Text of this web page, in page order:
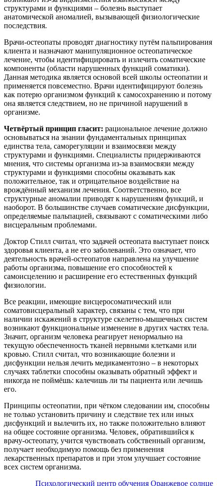
структурами и функциями – болезнь выступает
анатомической аномалией, вызывающей физиологические
последствия.
Врачи-остеопаты проводят диагностику путём пальпирования
клиента и назначают манипуляционное остеопатическое
лечение, чтобы идентифицировать и излечить соматические
компоненты (области нарушенных функций соматики).
Данная методика является основой всей школы остеопатии и
применяется повсеместно. Врачи идентифицируют болезнь
как потерю организмом функций к самосохранению и потому
она является следствием, но не причиной нарушений в
организме.
Четвёртый принцип гласит: рациональное лечение должно
основываться на знании фундаментальных принципах
единства тела, саморегуляции и взаимосвязи между
структурами и функциями. Специалисты придерживаются
мнения, что системы организма из-за взаимосвязи между
структурами и функциями способны оказывать как
положительное, так и отрицательное воздействие на
врождённый механизм лечения. Соответственно, все
структурные аномалии приводят к нарушениям функций, и
наоборот. В большинстве случаев соматические дисфункции,
определяемые пальпацией, связывают с соматическими либо
висцеральным проблемами.
Доктор Стилл считал, что задачей остеопата выступает поиск
здоровья клиента, а не его заболеваний. Это означает, что
деятельность врачей-остеопатов направлена на улучшение
работы организма, повышение его способностей к
самоисцелению и расширение его естественных функций
физиологии.
Все реакции, имеющие висцеросоматический или
соматовисцеральный характер, связаны с тем, что при
наличии искажений в структуре скелетно-мышечных систем
возникают функциональные изменение в других частях тела.
Значит, организм человека реагирует ненормально на
текущую обеспеченность тканей нервными клетками или
кровью. Стилл считал, что возникающие болезни и
дисфункции нельзя лечить медикаментозно – в некоторых
случаях таблетки способны оказывать обратный эффект и
никогда не поймёшь: калечишь ли ты пациента или лечишь
его.
Принципы остеопатии, при чётком следовании им, способны
не только установить причину и следствие тех или иных
дисфункций и вылечить их, но также положительно влияют
на общее состояние организма. Человек, обратившийся к
врачу-остеопату, учится чувствовать собственный организм,
получает необходимую помощь без применения
лекарственных препаратов и при этом улучшает состояние
всех систем организма.
Психологический центр обучения Оранжевое солнце